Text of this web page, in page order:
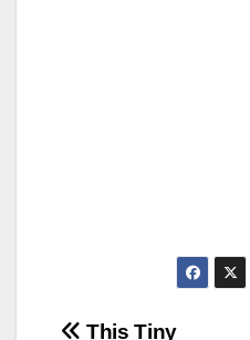
This Tiny